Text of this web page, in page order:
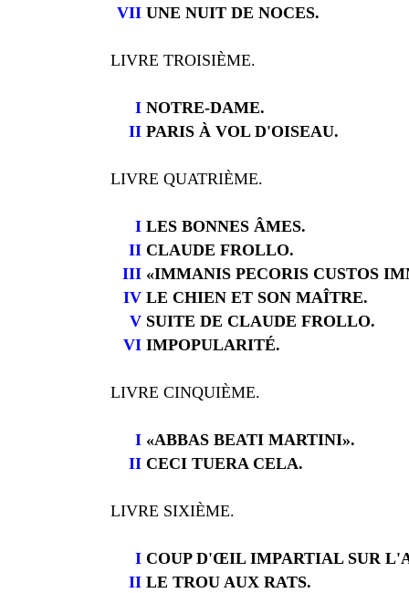
VII UNE NUIT DE NOCES.
LIVRE TROISIÈME.
I NOTRE-DAME.
II PARIS À VOL D'OISEAU.
LIVRE QUATRIÈME.
I LES BONNES ÂMES.
II CLAUDE FROLLO.
III «IMMANIS PECORIS CUSTOS
IV LE CHIEN ET SON MAÎTRE.
V SUITE DE CLAUDE FROLLO.
VI IMPOPULARITÉ.
LIVRE CINQUIÈME.
I «ABBAS BEATI MARTINI».
II CECI TUERA CELA.
LIVRE SIXIÈME.
I COUP D'ŒIL IMPARTIAL SUR
II LE TROU AUX RATS.